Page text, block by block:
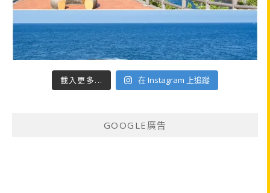
載入更多... 在 Instagram 上追蹤
GOOGLE廣告